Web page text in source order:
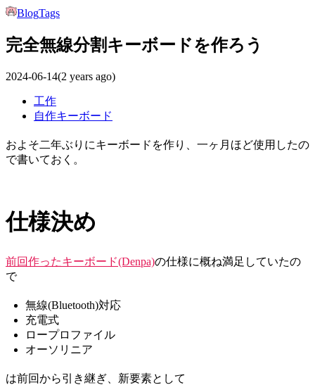
BlogTags
完全無線分割キーボードを作ろう
2024-06-14(2 years ago)
工作
自作キーボード
およそ二年ぶりにキーボードを作り、一ヶ月ほど使用したの
で書いておく。
仕様決め
前回作ったキーボード(Denpa)の仕様に概ね満足していたの
で
無線(Bluetooth)対応
充電式
ロープロファイル
オーソリニア
は前回から引き継ぎ、新要素として